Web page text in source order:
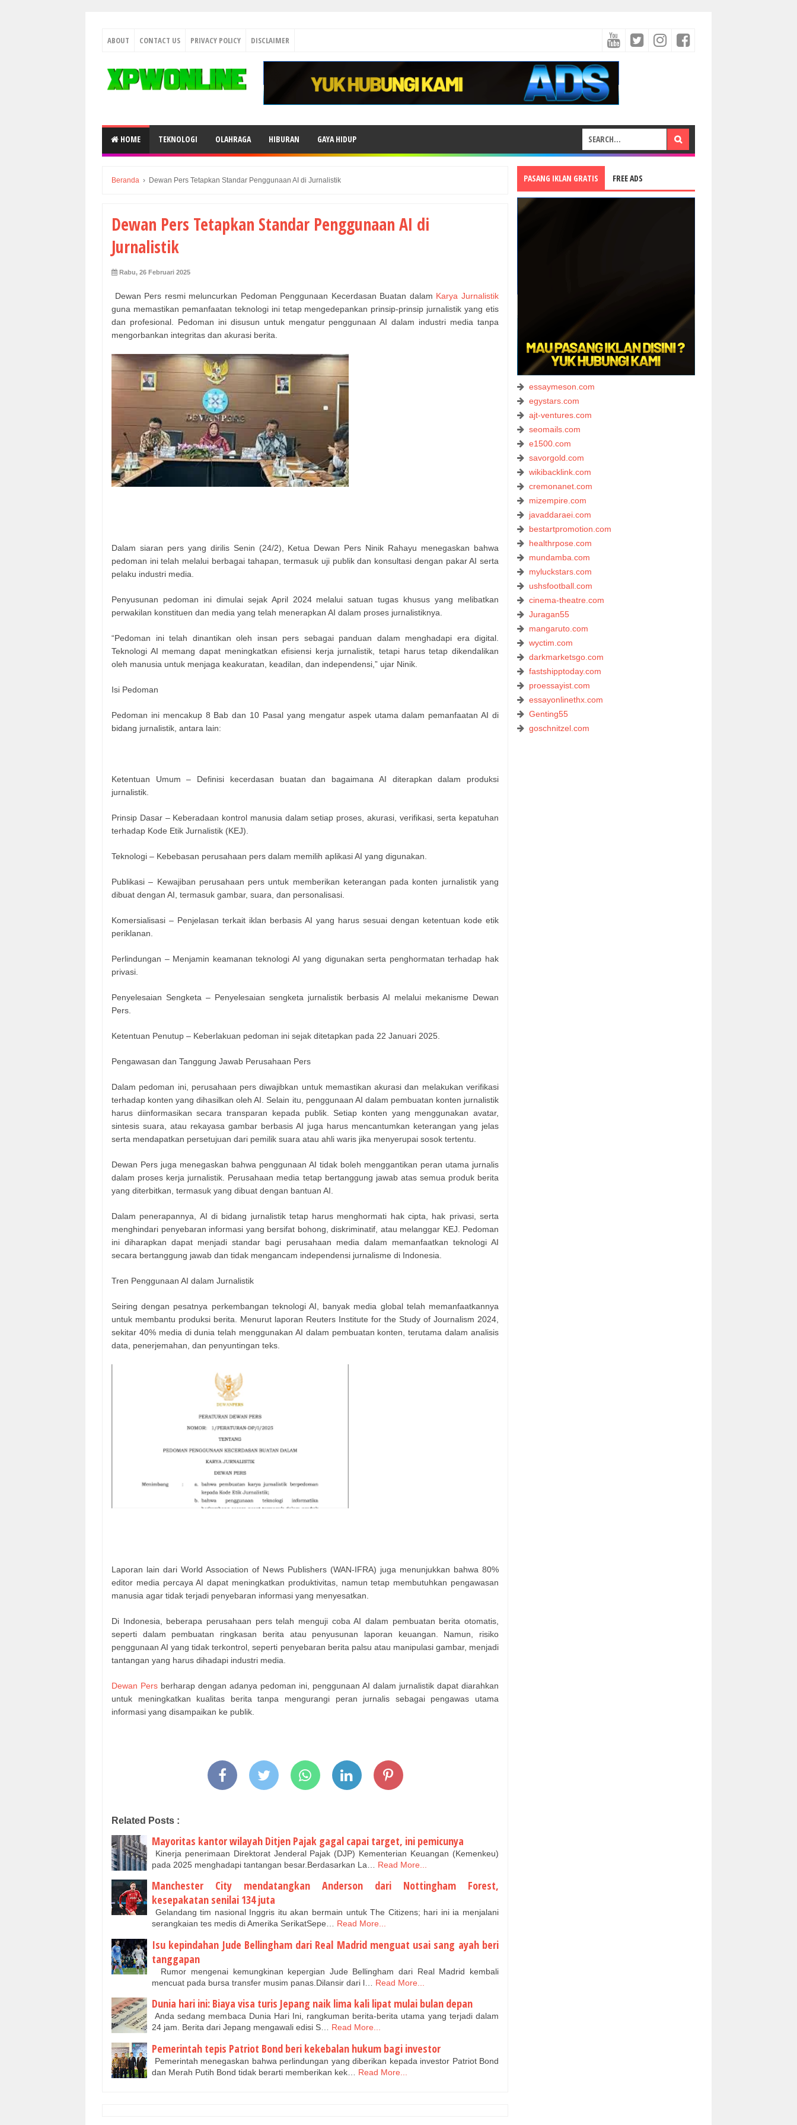
ABOUT CONTACT US PRIVACY POLICY DISCLAIMER
HOME TEKNOLOGI OLAHRAGA HIBURAN GAYA HIDUP
Beranda › Dewan Pers Tetapkan Standar Penggunaan AI di Jurnalistik
Dewan Pers Tetapkan Standar Penggunaan AI di
Jurnalistik
Rabu, 26 Februari 2025
Dewan Pers resmi meluncurkan Pedoman Penggunaan Kecerdasan Buatan dalam Karya Jurnalistik
guna memastikan pemanfaatan teknologi ini tetap mengedepankan prinsip-prinsip jurnalistik yang etis
dan profesional. Pedoman ini disusun untuk mengatur penggunaan AI dalam industri media tanpa
mengorbankan integritas dan akurasi berita.
Dalam siaran pers yang dirilis Senin (24/2), Ketua Dewan Pers Ninik Rahayu menegaskan bahwa
pedoman ini telah melalui berbagai tahapan, termasuk uji publik dan konsultasi dengan pakar AI serta
pelaku industri media.
Penyusunan pedoman ini dimulai sejak April 2024 melalui satuan tugas khusus yang melibatkan
perwakilan konstituen dan media yang telah menerapkan AI dalam proses jurnalistiknya.
“Pedoman ini telah dinantikan oleh insan pers sebagai panduan dalam menghadapi era digital.
Teknologi AI memang dapat meningkatkan efisiensi kerja jurnalistik, tetapi harus tetap dikendalikan
oleh manusia untuk menjaga keakuratan, keadilan, dan independensi,” ujar Ninik.
Isi Pedoman
Pedoman ini mencakup 8 Bab dan 10 Pasal yang mengatur aspek utama dalam pemanfaatan AI di
bidang jurnalistik, antara lain:
Ketentuan Umum – Definisi kecerdasan buatan dan bagaimana AI diterapkan dalam produksi
jurnalistik.
Prinsip Dasar – Keberadaan kontrol manusia dalam setiap proses, akurasi, verifikasi, serta kepatuhan
terhadap Kode Etik Jurnalistik (KEJ).
Teknologi – Kebebasan perusahaan pers dalam memilih aplikasi AI yang digunakan.
Publikasi – Kewajiban perusahaan pers untuk memberikan keterangan pada konten jurnalistik yang
dibuat dengan AI, termasuk gambar, suara, dan personalisasi.
Komersialisasi – Penjelasan terkait iklan berbasis AI yang harus sesuai dengan ketentuan kode etik
periklanan.
Perlindungan – Menjamin keamanan teknologi AI yang digunakan serta penghormatan terhadap hak
privasi.
Penyelesaian Sengketa – Penyelesaian sengketa jurnalistik berbasis AI melalui mekanisme Dewan
Pers.
Ketentuan Penutup – Keberlakuan pedoman ini sejak ditetapkan pada 22 Januari 2025.
Pengawasan dan Tanggung Jawab Perusahaan Pers
Dalam pedoman ini, perusahaan pers diwajibkan untuk memastikan akurasi dan melakukan verifikasi
terhadap konten yang dihasilkan oleh AI. Selain itu, penggunaan AI dalam pembuatan konten jurnalistik
harus diinformasikan secara transparan kepada publik. Setiap konten yang menggunakan avatar,
sintesis suara, atau rekayasa gambar berbasis AI juga harus mencantumkan keterangan yang jelas
serta mendapatkan persetujuan dari pemilik suara atau ahli waris jika menyerupai sosok tertentu.
Dewan Pers juga menegaskan bahwa penggunaan AI tidak boleh menggantikan peran utama jurnalis
dalam proses kerja jurnalistik. Perusahaan media tetap bertanggung jawab atas semua produk berita
yang diterbitkan, termasuk yang dibuat dengan bantuan AI.
Dalam penerapannya, AI di bidang jurnalistik tetap harus menghormati hak cipta, hak privasi, serta
menghindari penyebaran informasi yang bersifat bohong, diskriminatif, atau melanggar KEJ. Pedoman
ini diharapkan dapat menjadi standar bagi perusahaan media dalam memanfaatkan teknologi AI
secara bertanggung jawab dan tidak mengancam independensi jurnalisme di Indonesia.
Tren Penggunaan AI dalam Jurnalistik
Seiring dengan pesatnya perkembangan teknologi AI, banyak media global telah memanfaatkannya
untuk membantu produksi berita. Menurut laporan Reuters Institute for the Study of Journalism 2024,
sekitar 40% media di dunia telah menggunakan AI dalam pembuatan konten, terutama dalam analisis
data, penerjemahan, dan penyuntingan teks.
Laporan lain dari World Association of News Publishers (WAN-IFRA) juga menunjukkan bahwa 80%
editor media percaya AI dapat meningkatkan produktivitas, namun tetap membutuhkan pengawasan
manusia agar tidak terjadi penyebaran informasi yang menyesatkan.
Di Indonesia, beberapa perusahaan pers telah menguji coba AI dalam pembuatan berita otomatis,
seperti dalam pembuatan ringkasan berita atau penyusunan laporan keuangan. Namun, risiko
penggunaan AI yang tidak terkontrol, seperti penyebaran berita palsu atau manipulasi gambar, menjadi
tantangan yang harus dihadapi industri media.
Dewan Pers berharap dengan adanya pedoman ini, penggunaan AI dalam jurnalistik dapat diarahkan
untuk meningkatkan kualitas berita tanpa mengurangi peran jurnalis sebagai pengawas utama
informasi yang disampaikan ke publik.
Related Posts :
Mayoritas kantor wilayah Ditjen Pajak gagal capai target, ini pemicunya
Kinerja penerimaan Direktorat Jenderal Pajak (DJP) Kementerian Keuangan (Kemenkeu)
pada 2025 menghadapi tantangan besar.Berdasarkan La…
Read More...
Manchester City mendatangkan Anderson dari Nottingham Forest,
kesepakatan senilai 134 juta
Gelandang tim nasional Inggris itu akan bermain untuk The Citizens; hari ini ia menjalani
serangkaian tes medis di Amerika SerikatSepe… Read More...
Isu kepindahan Jude Bellingham dari Real Madrid menguat usai sang ayah beri
tanggapan
Rumor mengenai kemungkinan kepergian Jude Bellingham dari Real Madrid kembali
mencuat pada bursa transfer musim panas.Dilansir dari l…
Read More...
Dunia hari ini: Biaya visa turis Jepang naik lima kali lipat mulai bulan depan
Anda sedang membaca Dunia Hari Ini, rangkuman berita-berita utama yang terjadi dalam
24 jam. Berita dari Jepang mengawali edisi S… Read More...
Pemerintah tepis Patriot Bond beri kekebalan hukum bagi investor
Pemerintah menegaskan bahwa perlindungan yang diberikan kepada investor Patriot Bond
dan Merah Putih Bond tidak berarti memberikan kek…
Read More...
PASANG IKLAN GRATIS FREE ADS
essaymeson.com
egystars.com
ajt-ventures.com
seomails.com
e1500.com
savorgold.com
wikibacklink.com
cremonanet.com
mizempire.com
javaddaraei.com
bestartpromotion.com
healthrpose.com
mundamba.com
myluckstars.com
ushsfootball.com
cinema-theatre.com
Juragan55
mangaruto.com
wyctim.com
darkmarketsgo.com
fastshipptoday.com
proessayist.com
essayonlinethx.com
Genting55
goschnitzel.com